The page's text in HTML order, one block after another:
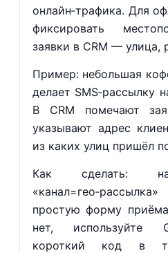
онлайн‑трафика. Для
фиксировать
заявки в CRM — улица,
Пример: небольшая
делает SMS‑рассылку
В CRM помечают
указывают адрес
из каких улиц пришёл
Как сделать:
простую форму
нет, используйте
короткий код в